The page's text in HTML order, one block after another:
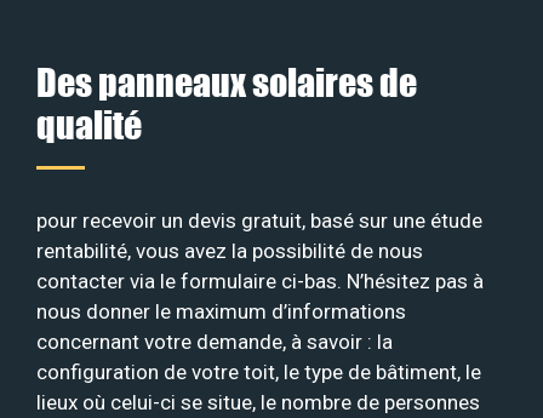
Des panneaux solaires de
qualité
pour recevoir un devis gratuit, basé sur une étude
rentabilité, vous avez la possibilité de nous
contacter via le formulaire ci-bas. N’hésitez pas à
nous donner le maximum d’informations
concernant votre demande, à savoir : la
configuration de votre toit, le type de bâtiment, le
lieux où celui-ci se situe, le nombre de personnes